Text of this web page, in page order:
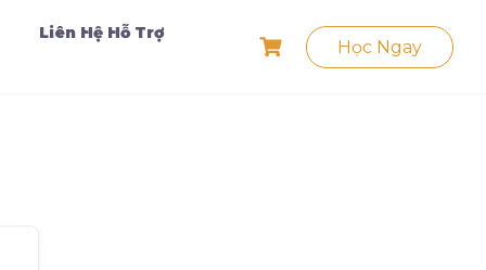
Liên Hệ Hỗ Trợ
Học Ngay